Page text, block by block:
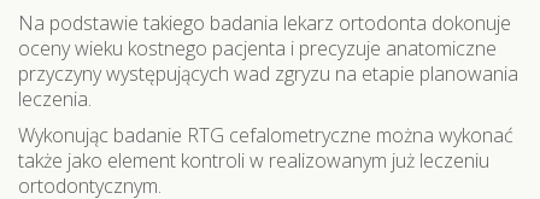
Na podstawie takiego badania lekarz ortodonta dokonuje
oceny wieku kostnego pacjenta i precyzuje anatomiczne
przyczyny występujących wad zgryzu na etapie planowania
leczenia.
Wykonując badanie RTG cefalometryczne można wykonać
także jako element kontroli w realizowanym już leczeniu
ortodontycznym.